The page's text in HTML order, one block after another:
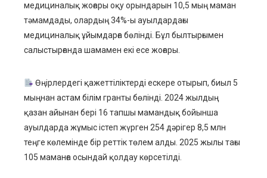
медициналық жоғары оқу орындарын 10,5 мың маман
тәмамдады, олардың 34%-ы ауылдардағы
медициналық ұйымдарға бөлінді. Бұл былтырғымен
салыстырғанда шамамен екі есе жоғары.
Өңірлердегі қажеттіліктерді ескере отырып, биыл 5
мыңнан астам білім гранты бөлінді. 2024 жылдың
қазан айынан бері 16 тапшы мамандық бойынша
ауылдарда жұмыс істеп жүрген 254 дәрігер 8,5 млн
теңге көлемінде бір реттік төлем алды. 2025 жылы тағы
105 маманға осындай қолдау көрсетілді.